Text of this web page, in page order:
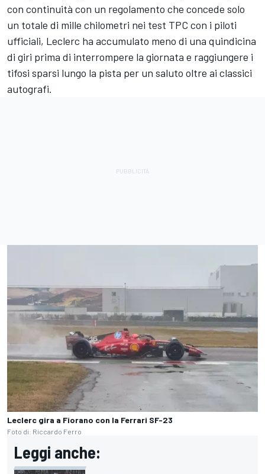
con continuità con un regolamento che concede solo
un totale di mille chilometri nei test TPC con i piloti
ufficiali, Leclerc ha accumulato meno di una quindicina
di giri prima di interrompere la giornata e raggiungere i
tifosi sparsi lungo la pista per un saluto oltre ai classici
autografi.
Leclerc gira a Fiorano con la Ferrari SF-23
Foto di: Riccardo Ferro
Leggi anche: